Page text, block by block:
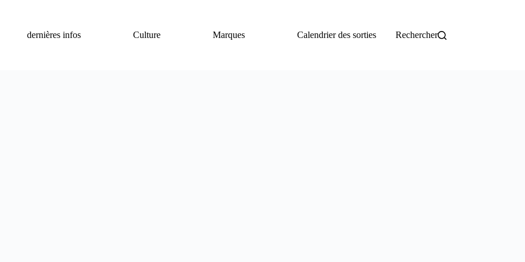
dernières infos
Culture Marques Calendrier des sorties Rechercher